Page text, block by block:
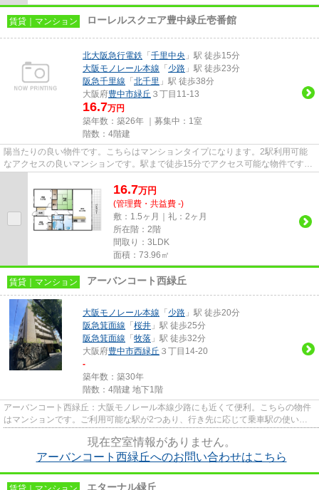
賃貸｜マンション ローレルスクエア豊中緑丘壱番館
北大阪急行電鉄 「 千里中央 」駅 徒歩15分
大阪モノレール本線 「 少路 」駅 徒歩23分
阪急千里線 「 北千里 」駅 徒歩38分
大阪府豊中市緑丘 ３丁目11-13
16.7万円
築年数：築26年 ｜募集中： 1室
階数：4階建
陽当たりの良い物件です。こちらはマンションタイプになります。2駅利用可能
なアクセスの良いマンションです。駅まで徒歩15分でアクセス可能な物件です。
16.7万円
(管理費・共益費 -)
敷：1.5ヶ月｜礼：2ヶ月
所在階：2階
間取り：3LDK
面積：73.96㎡
賃貸｜マンション アーバンコート西緑丘
大阪モノレール本線 「 少路 」駅 徒歩20分
阪急箕面線 「 桜井 」駅 徒歩25分
阪急箕面線 「 牧落 」駅 徒歩32分
大阪府豊中市西緑丘 ３丁目14-20
-
築年数：築30年
階数：4階建 地下1階
アーバンコート西緑丘：大阪モノレール本線少路にも近くて便利。こちらの物件
はマンションです。ご利用可能な駅が2つあり、行き先に応じて乗車駅の使い分
現在空室情報がありません。
アーバンコート西緑丘へのお問い合わせはこちら
エターナル緑丘